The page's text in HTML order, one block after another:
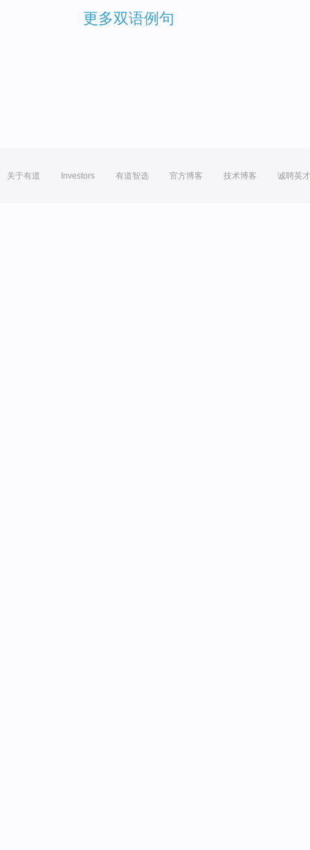
更多双语例句
关于有道 Investors 有道智选 官方博客 技术博客 诚聘英才